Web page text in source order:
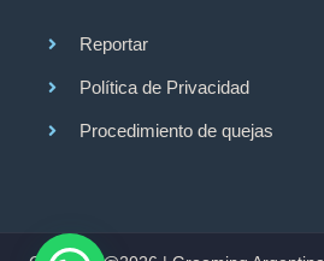
Reportar
Política de Privacidad
Procedimiento de quejas